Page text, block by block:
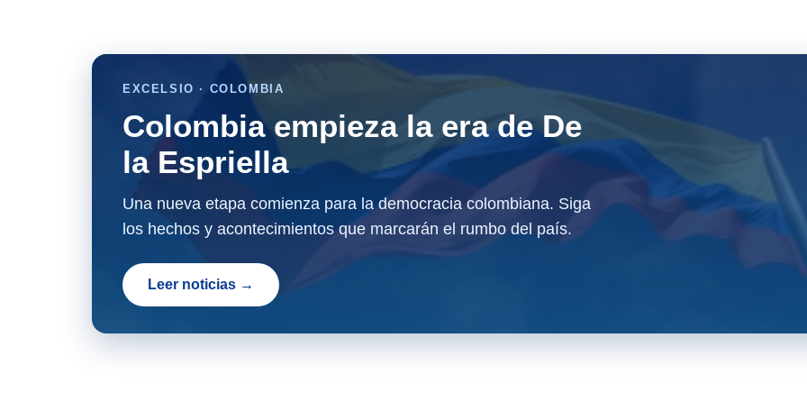
EXCELSIO · COLOMBIA
Colombia empieza la era de De
la Espriella
Una nueva etapa comienza para la democracia colombiana. Siga
los hechos y acontecimientos que marcarán el rumbo del país.
Leer noticias →